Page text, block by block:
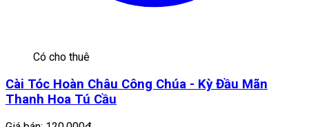
Có cho thuê
Cài Tóc Hoàn Châu Công Chúa - Kỳ Đầu Mãn
Thanh Hoa Tú Cầu